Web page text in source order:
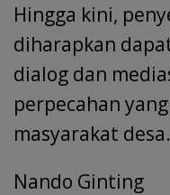
Hingga kini,
diharapkan
dialog dan
perpecahan
masyarakat desa.
Nando Ginting